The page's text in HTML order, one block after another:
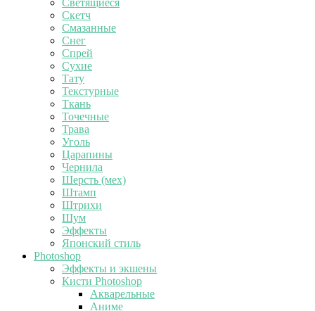
Светящиеся
Скетч
Смазанные
Снег
Спрей
Сухие
Тату
Текстурные
Ткань
Точечные
Трава
Уголь
Царапины
Чернила
Шерсть (мех)
Штамп
Штрихи
Шум
Эффекты
Японский стиль
Photoshop
Эффекты и экшены
Кисти Photoshop
Акварельные
Аниме